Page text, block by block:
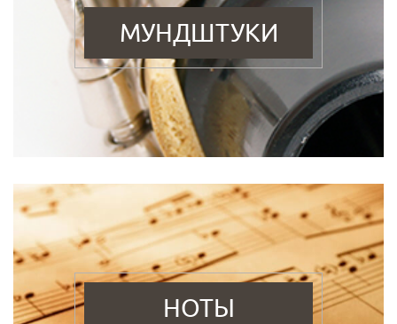
МУНДШТУКИ
НОТЫ